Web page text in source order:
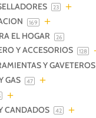
23
169
EL HOGAR 26
Y ACCESORIOS 128
Y GAVETEROS
GAS 47
CANDADOS 42